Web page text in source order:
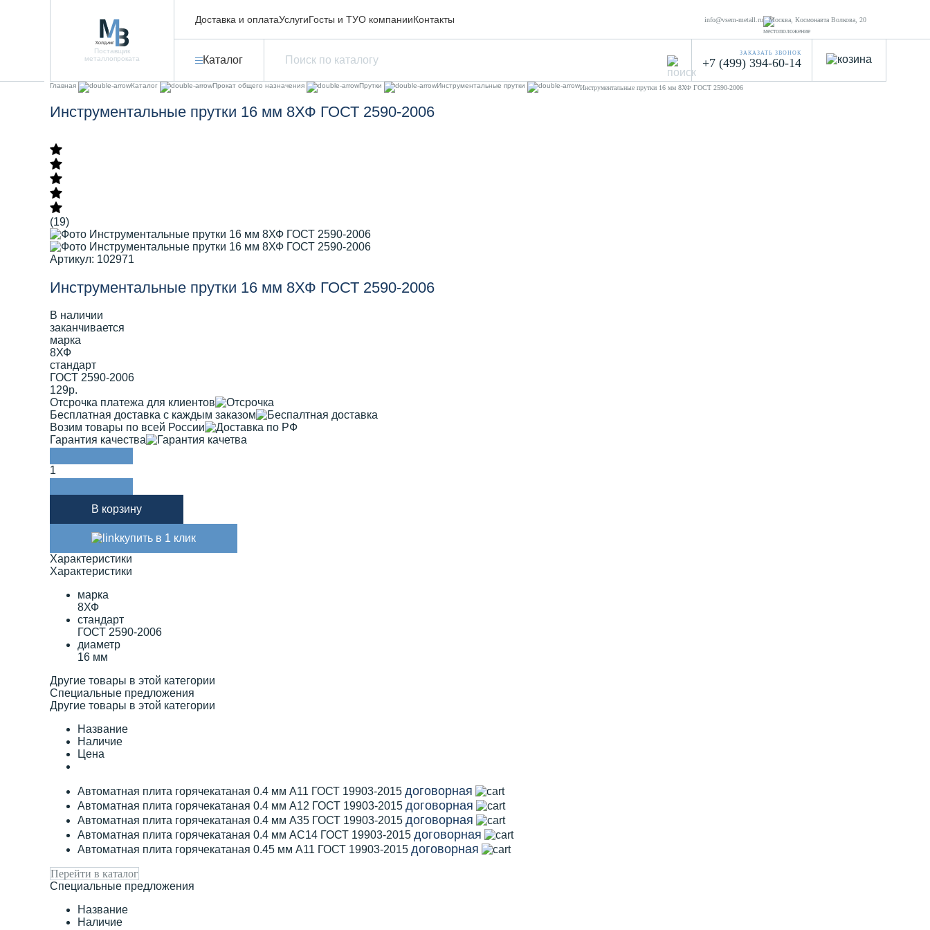
Поставщик
металлопроката
Доставка и оплатаУслугиГосты и ТУО компанииКонтакты info@vsem-metall.ru Москва, Космонавта Волкова, 20
Каталог
ЗАКАЗАТЬ ЗВОНОК
+7 (499) 394-60-14
Главная Каталог Прокат общего назначения Прутки Инструментальные прутки Инструментальные прутки 16 мм 8ХФ ГОСТ 2590-2006
Инструментальные прутки 16 мм 8ХФ ГОСТ 2590-2006
(19)
Артикул: 102971
Инструментальные прутки 16 мм 8ХФ ГОСТ 2590-2006
В наличии
заканчивается
марка
8ХФ
стандарт
ГОСТ 2590-2006
129р.
Отсрочка платежа для клиентов
Бесплатная доставка с каждым заказом
Возим товары по всей России
Гарантия качества
1
В корзину
купить в 1 клик
Характеристики
Характеристики
марка
8ХФ
стандарт
ГОСТ 2590-2006
диаметр
16 мм
Другие товары в этой категории
Специальные предложения
Другие товары в этой категории
Название
Наличие
Цена
Автоматная плита горячекатаная 0.4 мм А11 ГОСТ 19903-2015 договорная
Автоматная плита горячекатаная 0.4 мм А12 ГОСТ 19903-2015 договорная
Автоматная плита горячекатаная 0.4 мм А35 ГОСТ 19903-2015 договорная
Автоматная плита горячекатаная 0.4 мм АС14 ГОСТ 19903-2015 договорная
Автоматная плита горячекатаная 0.45 мм А11 ГОСТ 19903-2015 договорная
Перейти в каталог
Специальные предложения
Название
Наличие